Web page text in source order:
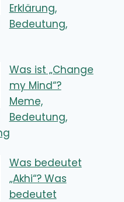
Erklärung,
Bedeutung,
Was ist „Change
my Mind“?
Meme,
Bedeutung,
Was bedeutet
„Akhi“? Was
bedeutet